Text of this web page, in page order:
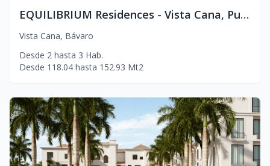
EQUILIBRIUM Residences - Vista Cana, Punta Cana
Vista Cana, Bávaro
Desde 2 hasta 3 Hab.
Desde 118.04 hasta 152.93 Mt2